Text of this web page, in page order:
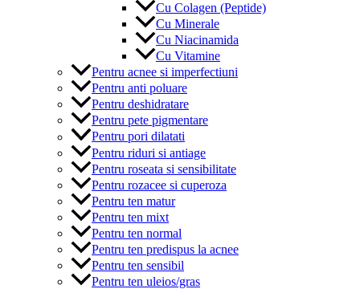
Cu Colagen (Peptide)
Cu Minerale
Cu Niacinamida
Cu Vitamine
Pentru acnee si imperfectiuni
Pentru anti poluare
Pentru deshidratare
Pentru pete pigmentare
Pentru pori dilatati
Pentru riduri si antiage
Pentru roseata si sensibilitate
Pentru rozacee si cuperoza
Pentru ten matur
Pentru ten mixt
Pentru ten normal
Pentru ten predispus la acnee
Pentru ten sensibil
Pentru ten uleios/gras